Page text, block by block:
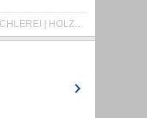
TREPPEN | HAUSTÜREN | CARPORTS | BAUTISCHLEREI | HOLZBAU